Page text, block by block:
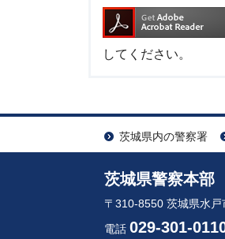
してください。
茨城県内の警察署
茨城県警察本部
〒310-8550 茨城県水
電話 029-301-